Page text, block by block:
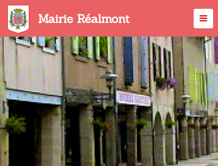
Aller
contenu
principal
Mairie Réalmont